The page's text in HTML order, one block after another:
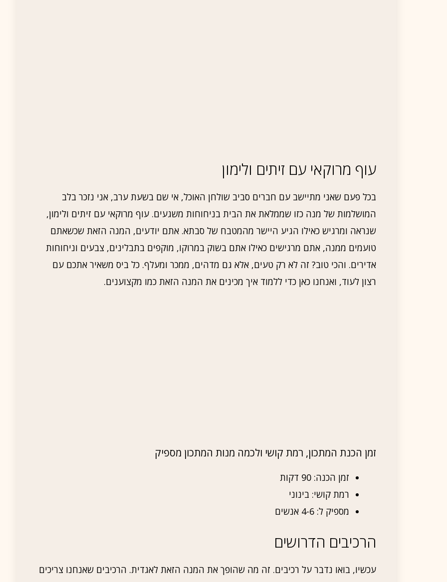
עוף מרוקאי עם זיתים ולימון
בכל פעם שאני מתיישב עם חברים סביב שולחן האוכל, אי שם בשעת ערב, אני נזכר בלב
המושלמות של מנה כזו שממלאת את הבית בניחוחות משגעים. עוף מרוקאי עם זיתים ולימון,
שנראה ומרגיש כאילו הגיע היישר מהמטבח של סבתא. אתם יודעים, המנה הזאת שכשאתם
טועמים ממנה, אתם מרגישים כאילו אתם בשוק במרוקו, מוקפים בתבלינים, צבעים וניחוחות
אדירים. והכי טוב? זה לא רק טעים, אלא גם מדהים, ממכר ומעלף. כל ביס משאיר אתכם עם
רצון לעוד, ואנחנו כאן כדי ללמוד איך מכינים את המנה הזאת כמו מקצוענים.
זמן הכנת המתכון, רמת קושי ולכמה מנות המתכון מספיק
זמן הכנה: 90 דקות
רמת קושי: בינוני
מספיק ל: 4-6 אנשים
הרכיבים הדרושים
עכשיו, בואו נדבר על רכיבים. זה מה שהופך את המנה הזאת לאגדית. הרכיבים שאנחנו צריכים